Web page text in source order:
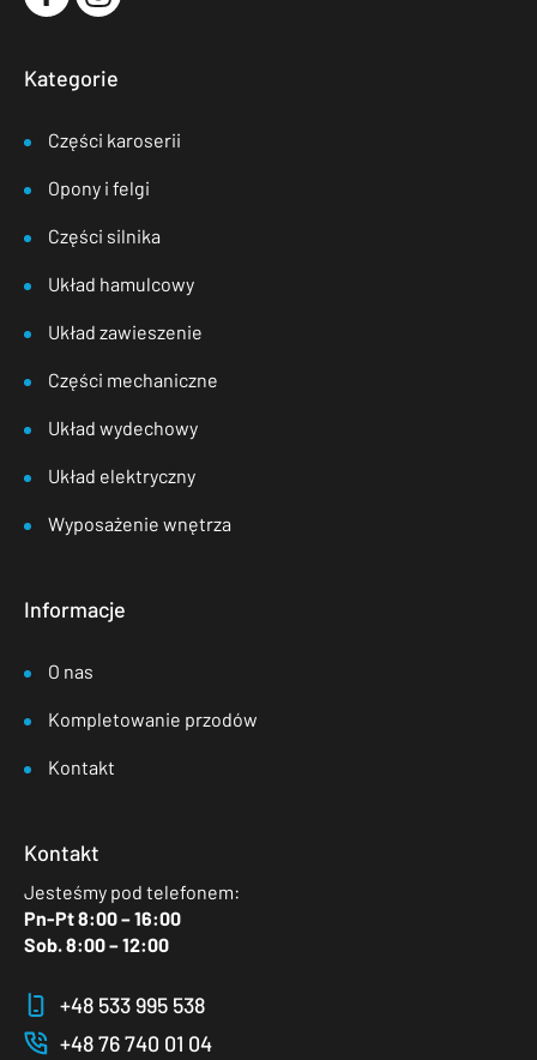
Kategorie
Części karoserii
Opony i felgi
Części silnika
Układ hamulcowy
Układ zawieszenie
Części mechaniczne
Układ wydechowy
Układ elektryczny
Wyposażenie wnętrza
Informacje
O nas
Kompletowanie przodów
Kontakt
Kontakt
Jesteśmy pod telefonem:
Pn-Pt 8:00 – 16:00
Sob. 8:00 – 12:00
+48 533 995 538
+48 76 740 01 04